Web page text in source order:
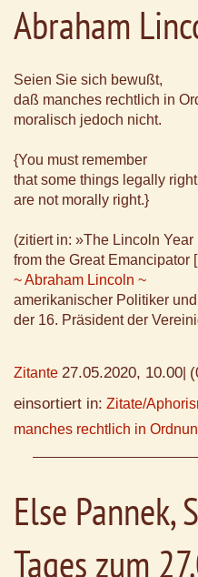
Abraham
Seien Sie sich bewußt,
daß manches rechtlich in
moralisch jedoch nicht.
{You must remember
that some things legally right
are not morally right.}
(zitiert in: »The Lincoln
from the Great Emancipator
~ Abraham Lincoln ~
amerikanischer Politiker
der 16. Präsident der
Zitante 27.05.2020, 10.00
einsortiert in: Zitate/
manches rechtlich in
Else Pannek,
Tages zum